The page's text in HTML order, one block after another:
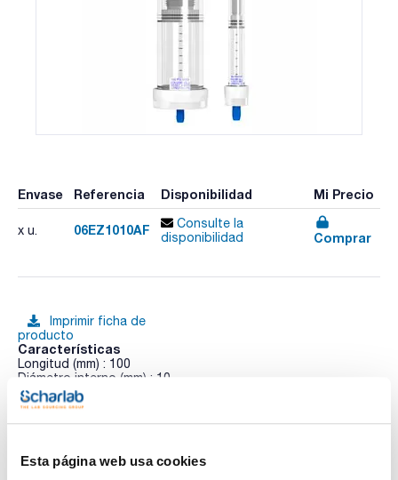
Esta página web usa cookies
Envase Referencia Disponibilidad Mi Precio
x u. 06EZ1010AF
Consulte la
disponibilidad
Comprar
Imprimir ficha de
producto
Características
Longitud (mm) : 100
Diámetro interno (mm) : 10
Terminales : 1xF 1xA
Pack (u.) : 1
Fabricadas en vidrio de borosilicato inerte, que permite ver el